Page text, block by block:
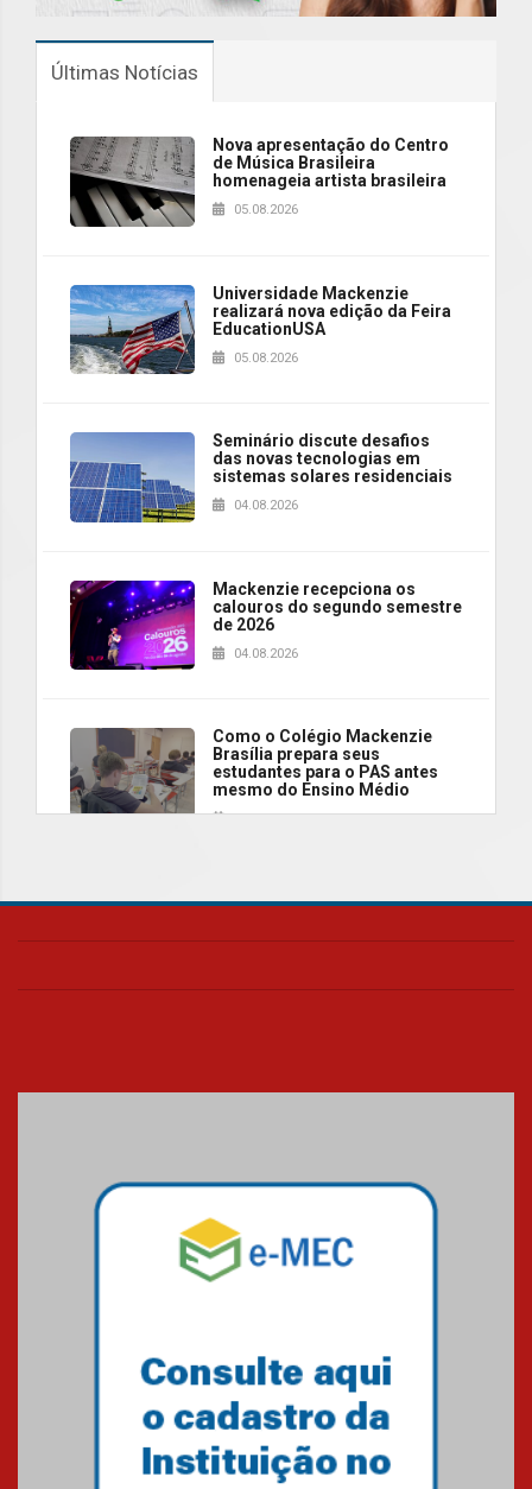
Últimas Notícias
Nova apresentação do Centro
de Música Brasileira
homenageia artista brasileira
05.08.2026
Universidade Mackenzie
realizará nova edição da Feira
EducationUSA
05.08.2026
Seminário discute desafios
das novas tecnologias em
sistemas solares residenciais
04.08.2026
Mackenzie recepciona os
calouros do segundo semestre
de 2026
04.08.2026
Como o Colégio Mackenzie
Brasília prepara seus
estudantes para o PAS antes
mesmo do Ensino Médio
Como os pais podem investir
escola
Professora do Mackenzie é
finalista do Prêmio Jabuti com
obra sobre ética e arquitetura
contemporânea
Semana Internacional
Mackenzie promove parcerias
internacionais
03.08.2026